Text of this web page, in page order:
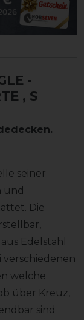
-
, S
seiner
und
Die
Edelstahl
verschiedenen
welche
über Kreuz,
sind